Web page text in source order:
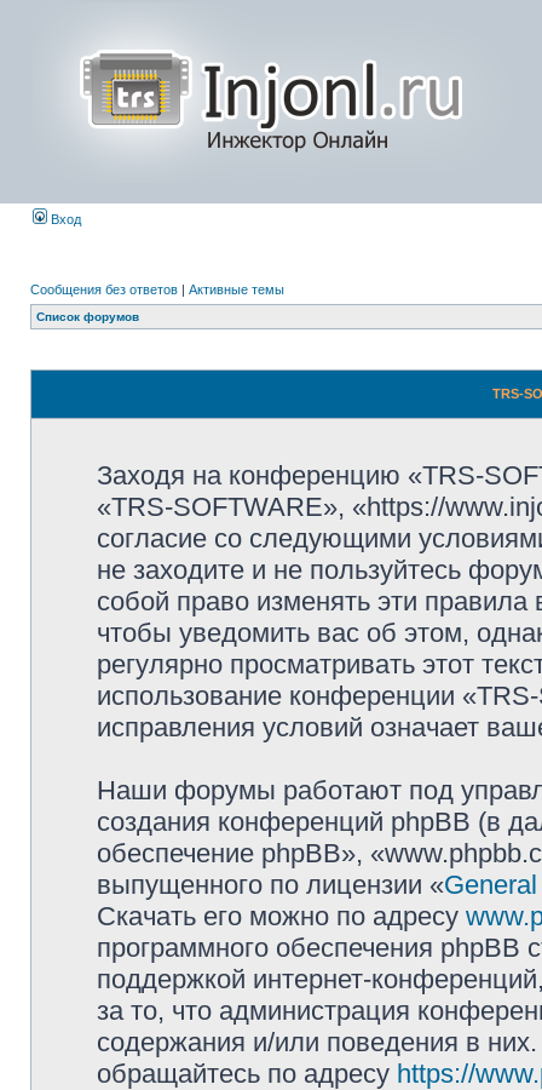
Вход
Сообщения без ответов | Активные темы
Список форумов
TRS-
Заходя на конференцию «TRS-
«TRS-SOFTWARE», «https://
согласие со следующими
не заходите и не пользуйтесь
собой право изменять эти
чтобы уведомить вас об этом,
регулярно просматривать этот
использование конференции
исправления условий означает
Наши форумы работают под
создания конференций phpBB (в
обеспечение phpBB»,
выпущенного по лицензии «
Скачать его можно по адресу
программного обеспечения phpBB
поддержкой интернет-
за то, что администрация
содержания и/или поведения в
обращайтесь по адресу https://